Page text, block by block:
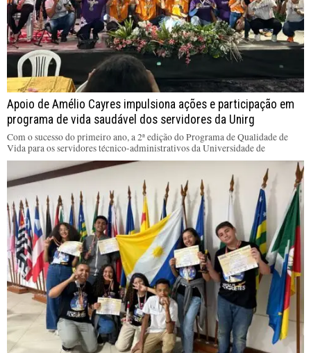
Apoio de Amélio Cayres impulsiona ações e participação em
programa de vida saudável dos servidores da Unirg
Com o sucesso do primeiro ano, a 2ª edição do Programa de Qualidade de
Vida para os servidores técnico-administrativos da Universidade de